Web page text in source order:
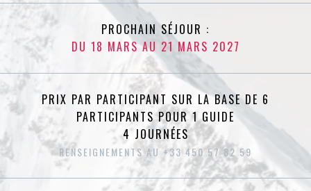
PROCHAIN SÉJOUR :
DU 18 MARS AU 21 MARS 2027
PRIX PAR PARTICIPANT SUR LA BASE DE 6
PARTICIPANTS POUR 1 GUIDE
4 JOURNÉES
RENSEIGNEMENTS AU +33 450 57 82 59